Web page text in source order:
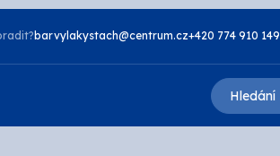
barvylakystach@centrum.cz+420 774 910 149